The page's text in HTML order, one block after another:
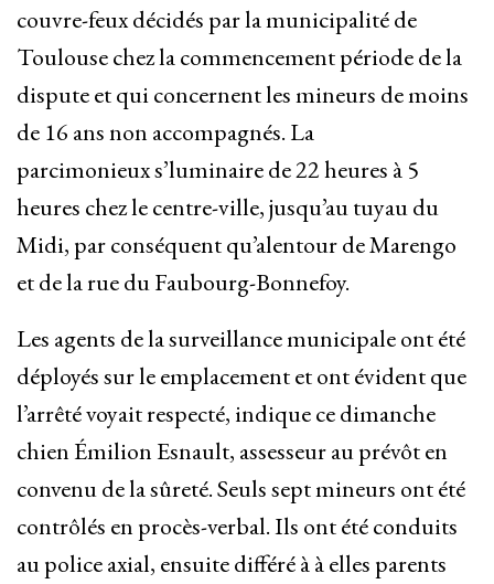
couvre-feux décidés par la municipalité de
Toulouse chez la commencement période de la
dispute et qui concernent les mineurs de moins
de 16 ans non accompagnés. La
parcimonieux s’luminaire de 22 heures à 5
heures chez le centre-ville, jusqu’au tuyau du
Midi, par conséquent qu’alentour de Marengo
et de la rue du Faubourg-Bonnefoy.
Les agents de la surveillance municipale ont été
déployés sur le emplacement et ont évident que
l’arrêté voyait respecté, indique ce dimanche
chien Émilion Esnault, assesseur au prévôt en
convenu de la sûreté. Seuls sept mineurs ont été
contrôlés en procès-verbal. Ils ont été conduits
au police axial, ensuite différé à à elles parents